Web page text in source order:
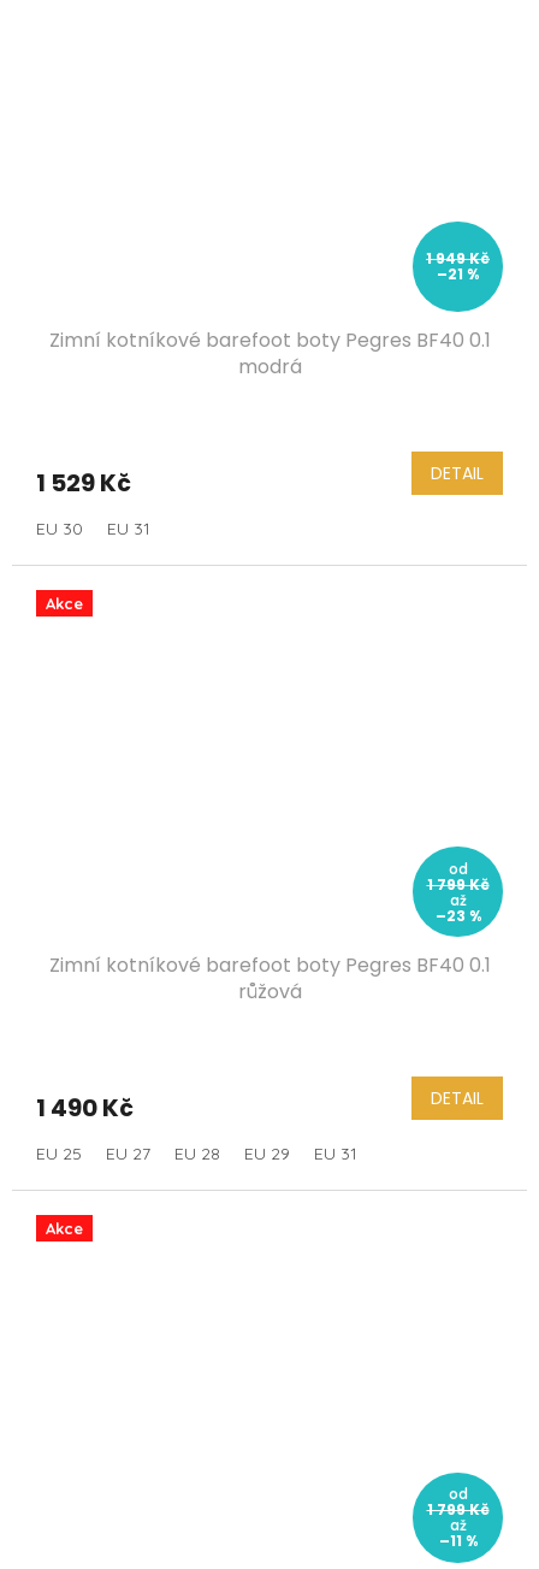
1 949 Kč
–21 %
Zimní kotníkové barefoot boty Pegres BF40 0.1
modrá
1 529 Kč DETAIL
EU 30 EU 31
Akce
od
1 799 Kč
až
–23 %
Zimní kotníkové barefoot boty Pegres BF40 0.1
růžová
1 490 Kč DETAIL
EU 25 EU 27 EU 28 EU 29 EU 31
Akce
od
1 799 Kč
až
–11 %